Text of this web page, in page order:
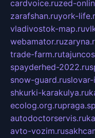
cardvoice.ruzed-
zarafshan.ruyork-
vladivostok-map.ru
webamator.ru
trade-farm.ru
spayderhed-2022.ru
snow-guard.ru
shkurki-karakulya.ru
ecolog.org.ru
autodoctorservis.ru
avto-vozim.ru